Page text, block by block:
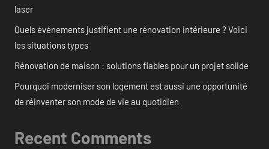
laser
Quels événements justifient une rénovation intérieure ? Voici
les situations types
Rénovation de maison : solutions fiables pour un projet solide
Pourquoi moderniser son logement est aussi une opportunité
de réinventer son mode de vie au quotidien
Recent Comments